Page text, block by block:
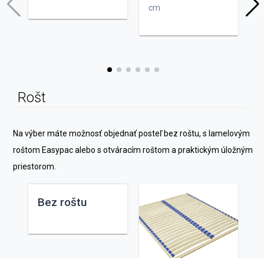
cm
Rošt
Na výber máte možnosť objednať posteľ bez roštu, s lamelovým
roštom Easypac alebo s otváracím roštom a praktickým úložným
priestorom.
Bez roštu